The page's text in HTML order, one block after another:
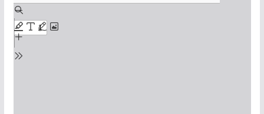
k
i
p
t